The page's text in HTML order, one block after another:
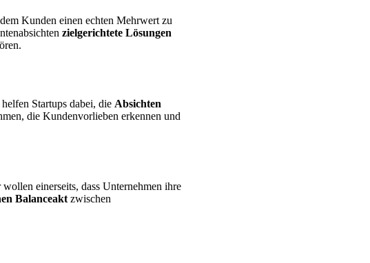
Kunden einen echten Mehrwert zu
zielgerichtete Lösungen
Startups dabei, die Absichten
die Kundenvorlieben erkennen und
einerseits, dass Unternehmen ihre
Balanceaktzwischen